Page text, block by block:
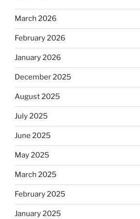
March 2026
February 2026
January 2026
December 2025
August 2025
July 2025
June 2025
May 2025
March 2025
February 2025
January 2025